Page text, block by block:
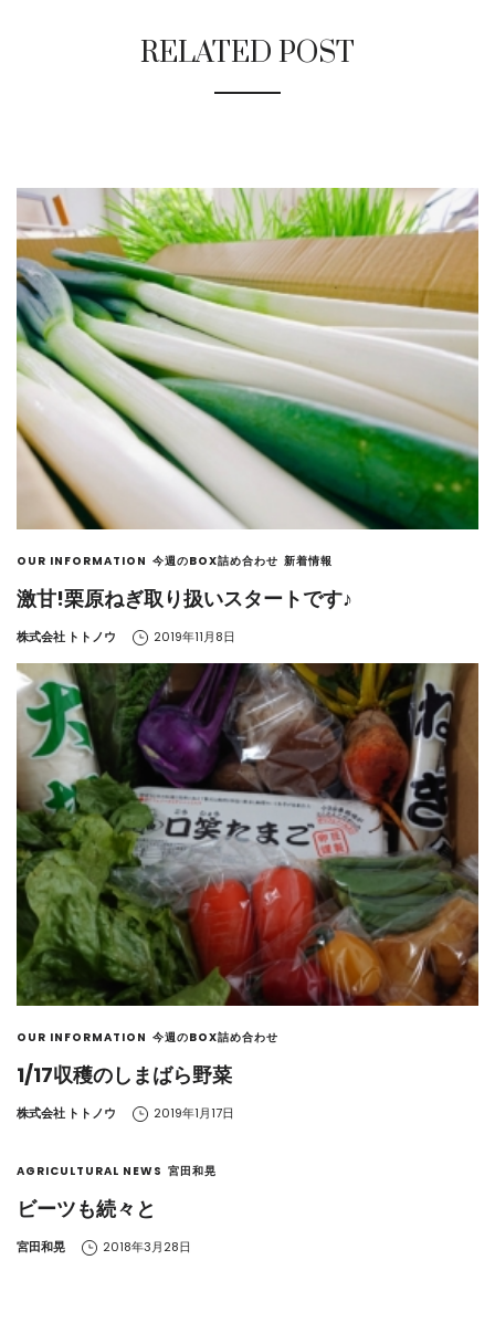
RELATED POST
OUR INFORMATION 今週のBOX詰め合わせ 新着情報
激甘!栗原ねぎ取り扱いスタートです♪
by
株式会社 トトノウ 2019年11月8日
OUR INFORMATION 今週のBOX詰め合わせ
1/17収穫のしまばら野菜
by
株式会社 トトノウ 2019年1月17日
AGRICULTURAL NEWS 宮田和晃
ビーツも続々と
by
宮田和晃 2018年3月28日